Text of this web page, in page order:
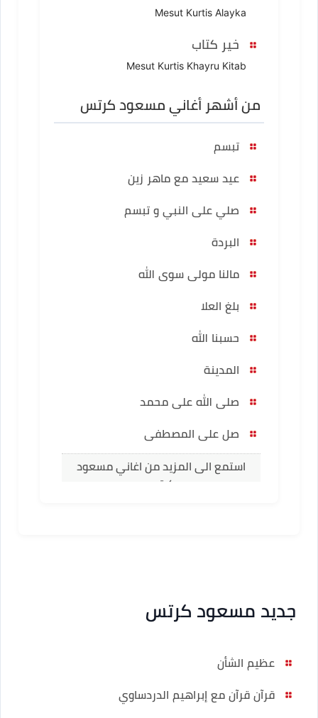
Mesut Kurtis Alayka
خير كتاب
Mesut Kurtis Khayru Kitab
من أشهر أغاني مسعود كرتس
تبسم
عيد سعيد مع ماهر زين
صلي على النبي و تبسم
البردة
مالنا مولى سوى الله
بلغ العلا
حسبنا الله
المدينة
صلى الله على محمد
صل على المصطفى
استمع الى المزيد من اغاني مسعود
كرتس
جديد مسعود كرتس
عظيم الشأن
قرآن قرآن مع إبراهيم الدردساوي